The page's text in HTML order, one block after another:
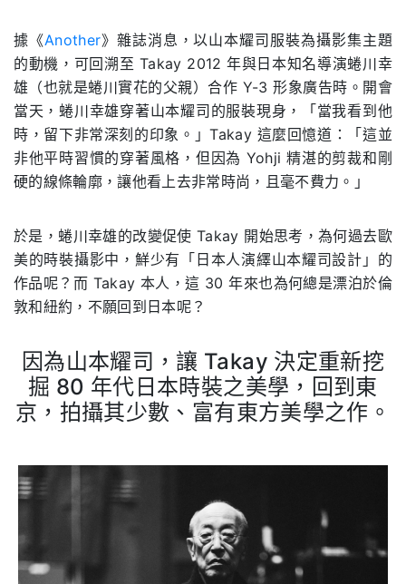
據《Another》雜誌消息，以山本耀司服裝為攝影集主題
的動機，可回溯至 Takay 2012 年與日本知名導演蜷川幸
雄（也就是蜷川實花的父親）合作 Y-3 形象廣告時。開會
當天，蜷川幸雄穿著山本耀司的服裝現身，「當我看到他
時，留下非常深刻的印象。」Takay 這麼回憶道：「這並
非他平時習慣的穿著風格，但因為 Yohji 精湛的剪裁和剛
硬的線條輪廓，讓他看上去非常時尚，且毫不費力。」
於是，蜷川幸雄的改變促使 Takay 開始思考，為何過去歐
美的時裝攝影中，鮮少有「日本人演繹山本耀司設計」的
作品呢？而 Takay 本人，這 30 年來也為何總是漂泊於倫
敦和紐約，不願回到日本呢？
因為山本耀司，讓 Takay 決定重新挖
掘 80 年代日本時裝之美學，回到東
京，拍攝其少數、富有東方美學之作。